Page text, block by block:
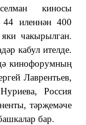
киносы
44 иленнән 400
чакырылган.
кабул ителде.
кинофорумның
Лаврентьев,
Россия
тәрҗемәче
бар.